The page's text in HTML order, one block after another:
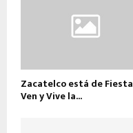
Zacatelco está de Fiesta
Ven y Vive la...